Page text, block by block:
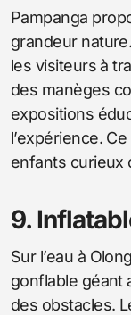
Pampanga
grandeur
les visiteurs à
des manèges
expositions
l’expérience. Ce
enfants curieux
9.
Sur l’eau à
gonflable géant
des obstacles.